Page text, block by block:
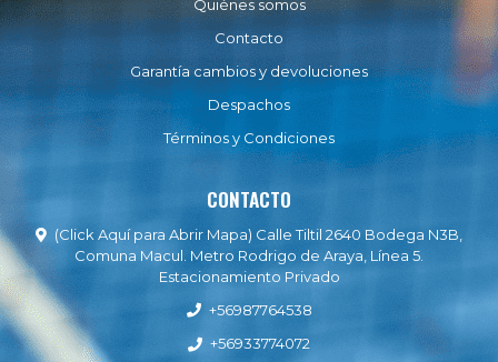
Quiénes somos
Contacto
Garantía cambios y devoluciones
Despachos
Términos y Condiciones
CONTACTO
(Click Aquí para Abrir Mapa) Calle Tiltil 2640 Bodega N3B,
Comuna Macul. Metro Rodrigo de Araya, Línea 5.
Estacionamiento Privado
+56987764538
+56933774072